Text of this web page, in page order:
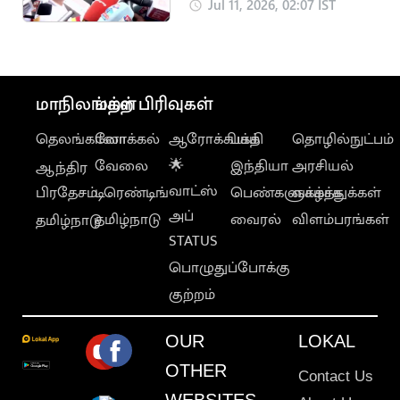
Jul 11, 2026, 02:07 IST
மாநிலங்கள்
தெலங்கானா
ஆந்திர
பிரதேசம்
தமிழ்நாடு
மற்ற பிரிவுகள்
லோக்கல்
வேலை
டிரெண்டிங்
தமிழ்நாடு
ஆரோக்கியம்
🌟
வாட்ஸ்
அப்
STATUS
பொழுதுப்போக்கு
குற்றம்
பக்தி
இந்தியா
பெண்களுக்காக
வைரல்
தொழில்நுட்பம்
அரசியல்
வாழ்த்துக்கள்
விளம்பரங்கள்
OUR
OTHER
LOKAL
Contact Us